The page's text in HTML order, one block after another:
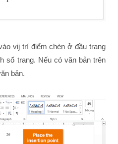
vij trí điểm chèn ở đầu trang
số trang. Nếu có văn bản trên
bản.